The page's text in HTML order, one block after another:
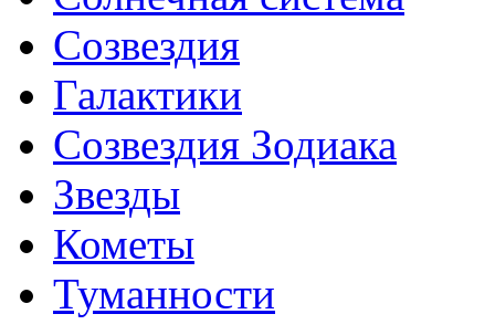
Созвездия
Галактики
Созвездия Зодиака
Звезды
Кометы
Туманности